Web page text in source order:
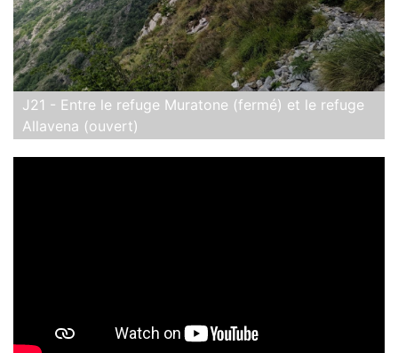
J21 - Entre le refuge Muratone (fermé) et le refuge
Allavena (ouvert)